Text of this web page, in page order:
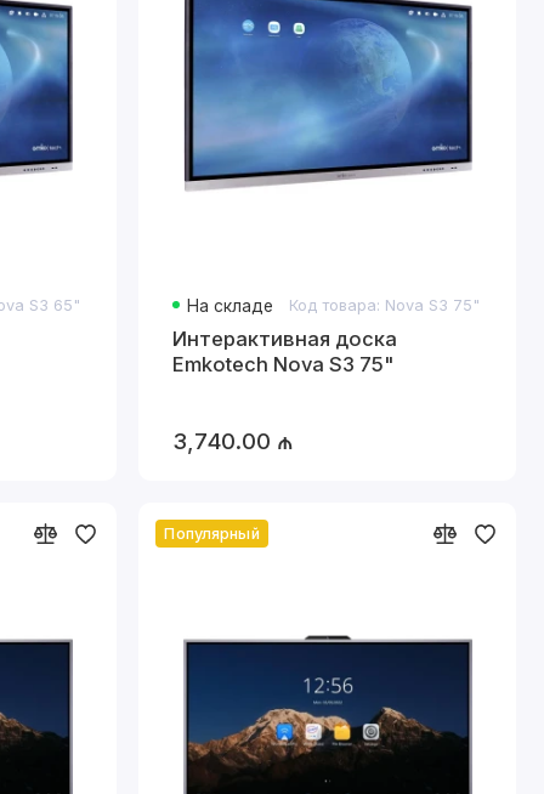
или игр.
S3 65" На складе Код товара: Nova S3 75"
Интерактивная доска
Emkotech Nova S3 75"
3,740.00 ₼
Популярный